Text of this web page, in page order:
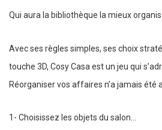
Qui aura la bibliothèque la mieux
Avec ses règles simples, ses choix
touche 3D, Cosy Casa est un jeu qui
Réorganiser vos affaires n’a jamais été
1- Choisissez les objets du salon...